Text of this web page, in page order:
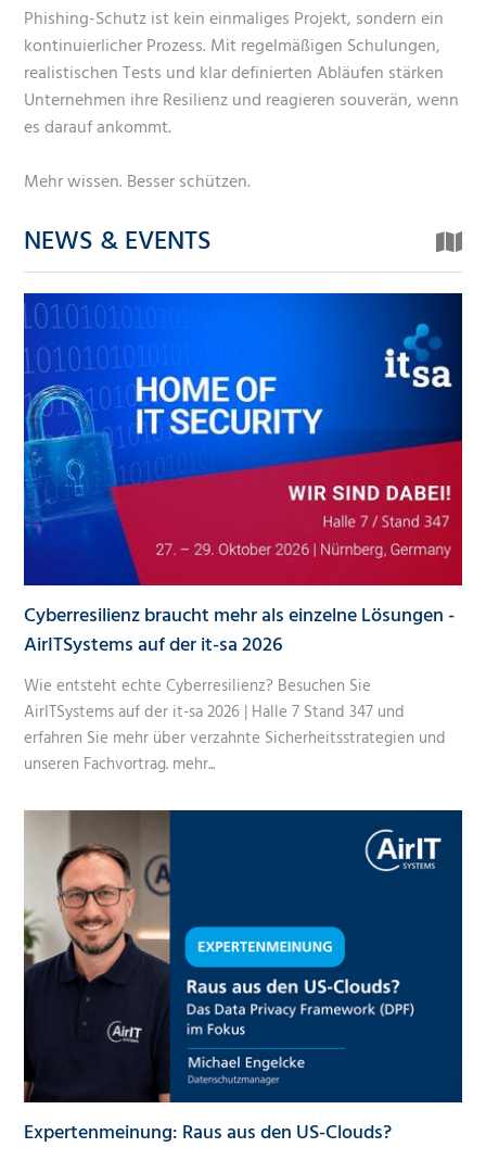
Phishing-Schutz ist kein einmaliges Projekt, sondern ein
kontinuierlicher Prozess. Mit regelmäßigen Schulungen,
realistischen Tests und klar definierten Abläufen stärken
Unternehmen ihre Resilienz und reagieren souverän, wenn
es darauf ankommt.
Mehr wissen. Besser schützen.
NEWS & EVENTS
Cyberresilienz braucht mehr als einzelne Lösungen -
AirITSystems auf der it-sa 2026
Wie entsteht echte Cyberresilienz? Besuchen Sie
AirITSystems auf der it-sa 2026 | Halle 7 Stand 347 und
erfahren Sie mehr über verzahnte Sicherheitsstrategien und
unseren Fachvortrag. mehr...
Expertenmeinung: Raus aus den US-Clouds?